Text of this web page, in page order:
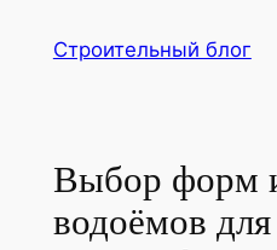
Строительный блог
Выбор форм
водоёмов